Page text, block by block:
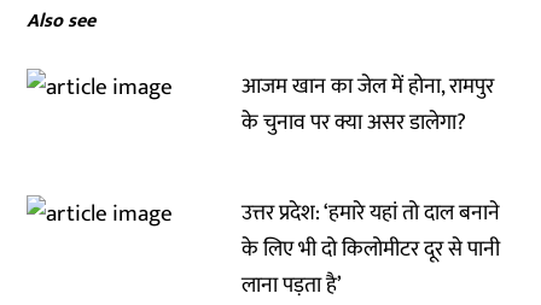
Also see
आजम खान का जेल में होना, रामपुर
के चुनाव पर क्या असर डालेगा?
उत्तर प्रदेश: ‘हमारे यहां तो दाल बनाने
के लिए भी दो किलोमीटर दूर से पानी
लाना पड़ता है’